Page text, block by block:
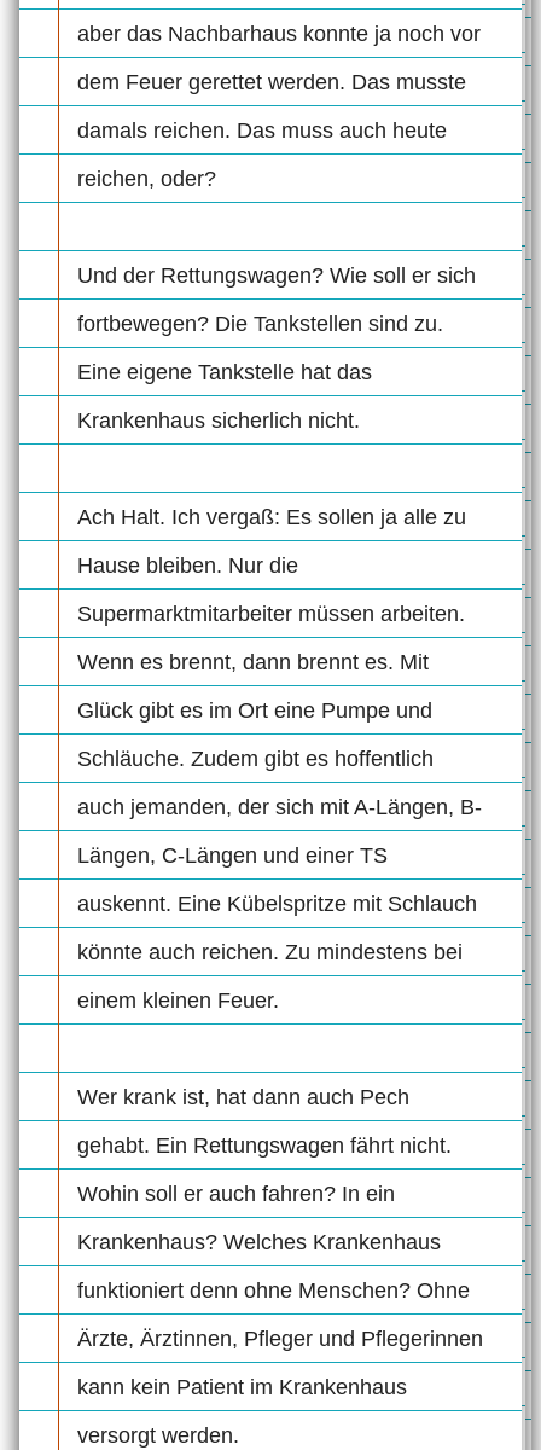
aber das Nachbarhaus konnte ja noch vor
dem Feuer gerettet werden. Das musste
damals reichen. Das muss auch heute
reichen, oder?
Und der Rettungswagen? Wie soll er sich
fortbewegen? Die Tankstellen sind zu.
Eine eigene Tankstelle hat das
Krankenhaus sicherlich nicht.
Ach Halt. Ich vergaß: Es sollen ja alle zu
Hause bleiben. Nur die
Supermarktmitarbeiter müssen arbeiten.
Wenn es brennt, dann brennt es. Mit
Glück gibt es im Ort eine Pumpe und
Schläuche. Zudem gibt es hoffentlich
auch jemanden, der sich mit A-Längen, B-
Längen, C-Längen und einer TS
auskennt. Eine Kübelspritze mit Schlauch
könnte auch reichen. Zu mindestens bei
einem kleinen Feuer.
Wer krank ist, hat dann auch Pech
gehabt. Ein Rettungswagen fährt nicht.
Wohin soll er auch fahren? In ein
Krankenhaus? Welches Krankenhaus
funktioniert denn ohne Menschen? Ohne
Ärzte, Ärztinnen, Pfleger und Pflegerinnen
kann kein Patient im Krankenhaus
versorgt werden.